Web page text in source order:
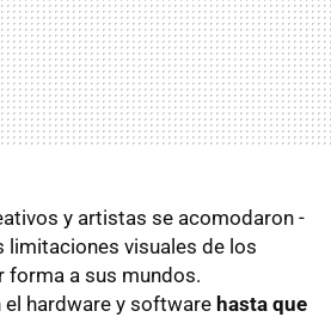
y artistas se acomodaron -
limitaciones visuales de los
forma a sus mundos.
hardware y software hasta que